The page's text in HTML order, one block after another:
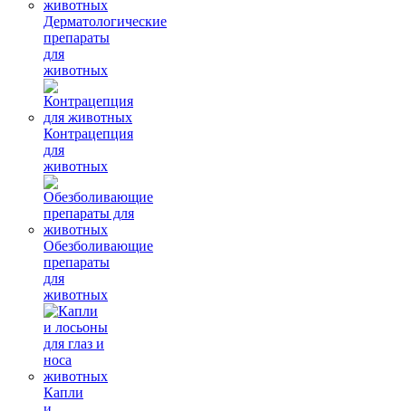
Дерматологические
препараты
для
животных
Контрацепция
для
животных
Обезболивающие
препараты
для
животных
Капли